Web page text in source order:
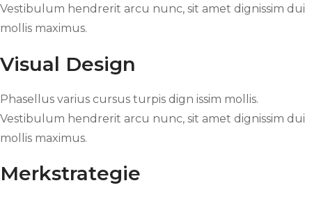
Vestibulum hendrerit arcu nunc, sit amet dignissim dui
mollis maximus.
Visual Design
Phasellus varius cursus turpis dign issim mollis.
Vestibulum hendrerit arcu nunc, sit amet dignissim dui
mollis maximus.
Merkstrategie